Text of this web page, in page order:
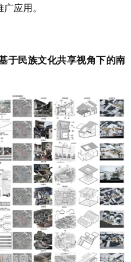
应用。
民族文化共享视角下的南